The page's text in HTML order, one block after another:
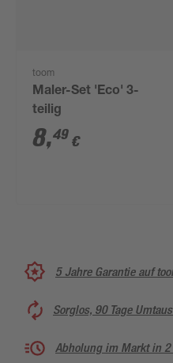
toom
Maler-Set 'Eco' 3-
teilig
8,49 €
5 Jahre Garantie auf
Sorglos, 90 Tage
Abholung im Markt in 2